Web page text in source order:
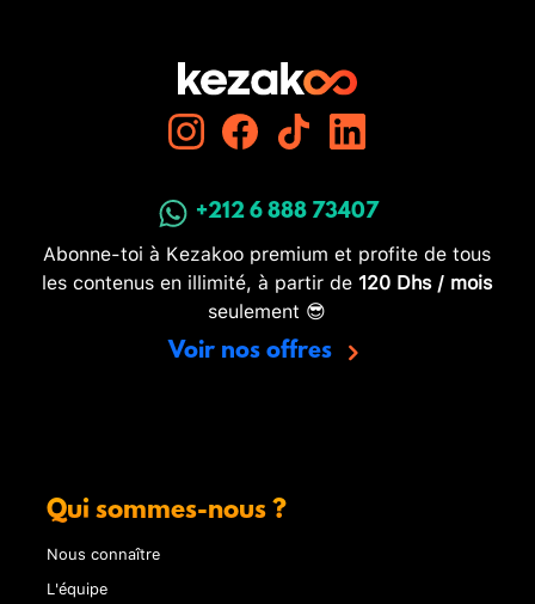
+212 6 888 73407
Abonne-toi à Kezakoo premium et profite de tous
les contenus en illimité, à partir de 120 Dhs / mois
seulement 😎
Voir nos offres
Qui sommes-nous ?
Nous connaître
L'équipe